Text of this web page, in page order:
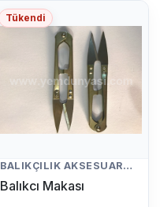
Tükendi
BALIKÇILIK AKSESUARLARI
Balıkcı Makası